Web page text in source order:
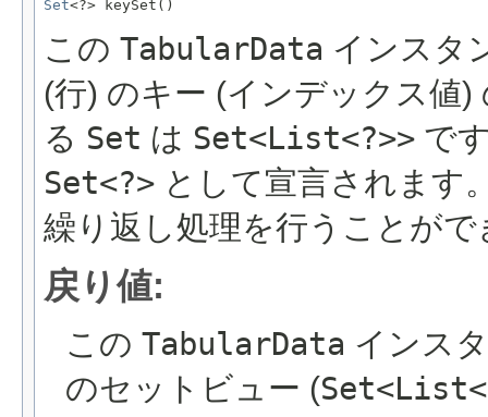
Set<?> keySet()
この TabularData インスタ
(行) のキー (インデックス値
る Set は Set<List<?>> で
Set<?> として宣言されます
繰り返し処理を行うことがで
戻り値:
この TabularData インス
のセットビュー (